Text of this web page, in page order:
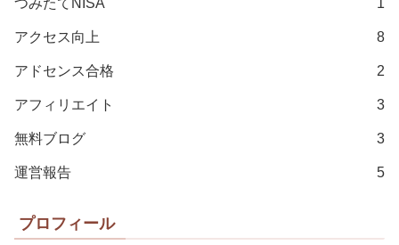
アクセス向上 8
アドセンス合格 2
アフィリエイト 3
無料ブログ 3
運営報告 5
プロフィール